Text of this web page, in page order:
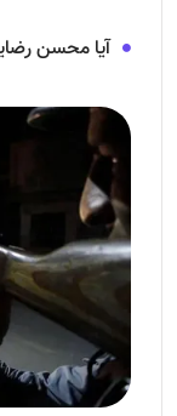
آیا محسن